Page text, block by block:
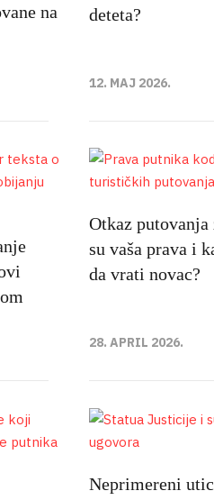
na
deteta?
12. MAJ 2026.
Otkaz
su vaša prava i
da vrati novac?
28. APRIL 2026.
Neprimereni